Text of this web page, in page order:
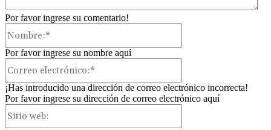
Por favor ingrese su comentario!
Por favor ingrese su nombre aquí
¡Has introducido una dirección de correo electrónico incorrecta!
Por favor ingrese su dirección de correo electrónico aquí